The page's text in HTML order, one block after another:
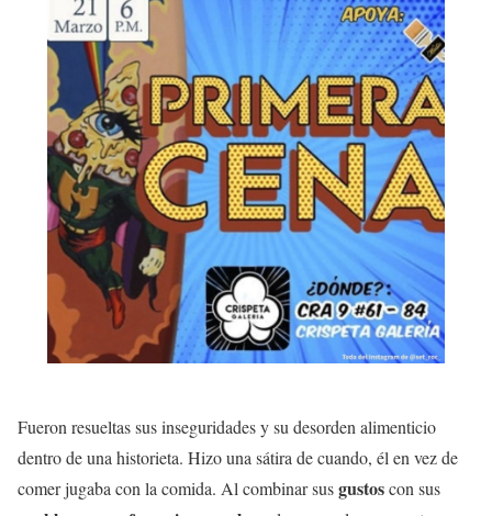
Fueron resueltas sus inseguridades y su desorden alimenticio
dentro de una historieta. Hizo una sátira de cuando, él en vez de
comer jugaba con la comida. Al combinar susgustoscon sus